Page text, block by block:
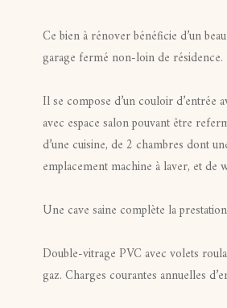
Ce bien à rénover bénéficie d’un
garage fermé non-loin de résidence.
Il se compose d’un couloir d’entrée
avec espace salon pouvant être
d’une cuisine, de 2 chambres dont
emplacement machine à laver, et de
Une cave saine complète la
Double-vitrage PVC avec volets
gaz. Charges courantes annuelles